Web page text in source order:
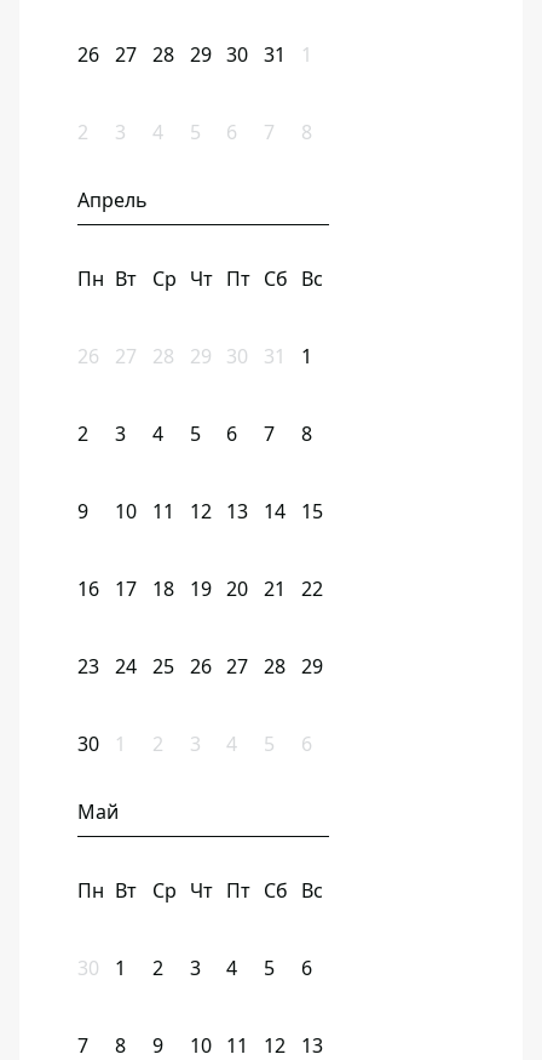
26 27 28 29 30 31 1
2 3 4 5 6 7 8
Апрель
Пн Вт Ср Чт Пт Сб Вс
26 27 28 29 30 31 1
2 3 4 5 6 7 8
9 10 11 12 13 14 15
16 17 18 19 20 21 22
23 24 25 26 27 28 29
30 1 2 3 4 5 6
Май
Пн Вт Ср Чт Пт Сб Вс
30 1 2 3 4 5 6
7 8 9 10 11 12 13